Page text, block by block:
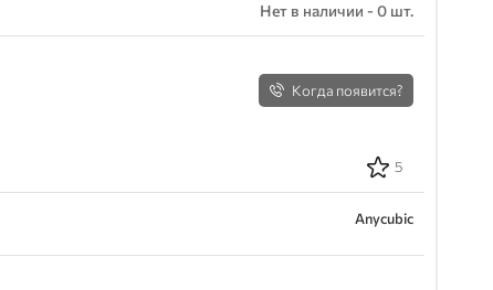
Нет в наличии - 0 шт.
Когда появится?
5
Anycubic